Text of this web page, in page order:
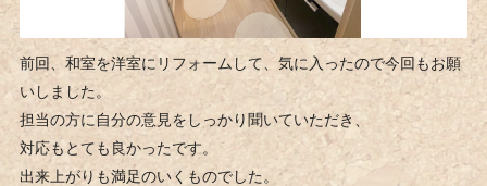
前回、和室を洋室にリフォームして、気に入ったので今回もお願
いしました。
担当の方に自分の意見をしっかり聞いていただき、
対応もとても良かったです。
出来上がりも満足のいくものでした。